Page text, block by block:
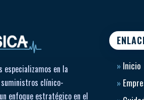
especializamos en la
clínico-
enfoque estratégico en el
» Inicio
»